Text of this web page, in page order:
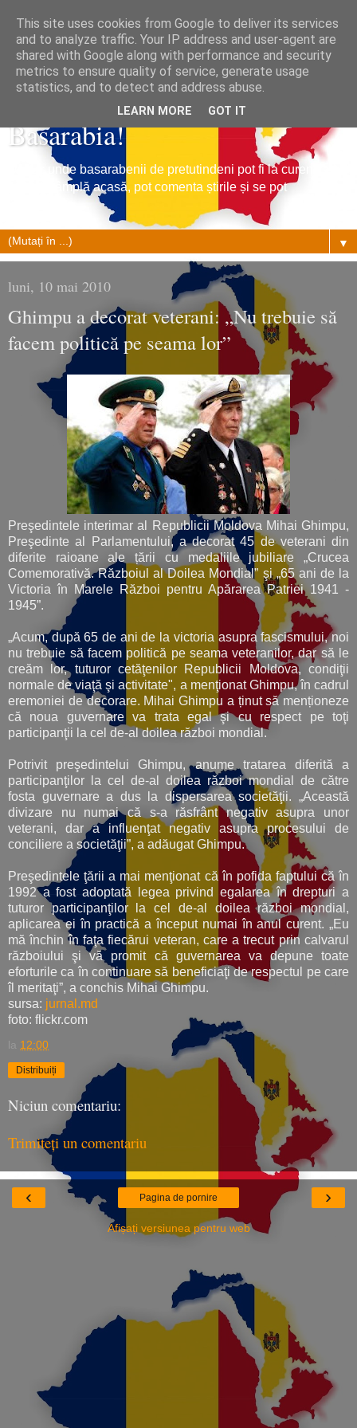
Tribuna Basarabiei, Stiri din
Basarabia!
Un loc unde basarabenii de pretutindeni pot fi la curent cu
ce se întâmplă acasă, pot comenta știrile și se pot
▼
luni, 10 mai 2010
Ghimpu a decorat veterani: „Nu trebuie să
facem politică pe seama lor”
Preşedintele interimar al Republicii Moldova Mihai Ghimpu,
Preşedinte al Parlamentului, a decorat 45 de veterani din
diferite raioane ale țării cu medaliile jubiliare „Crucea
Comemorativă. Războiul al Doilea Mondial” şi „65 ani de la
Victoria în Marele Război pentru Apărarea Patriei 1941 -
1945”.
„Acum, după 65 de ani de la victoria asupra fascismului, noi
nu trebuie să facem politică pe seama veteranilor, dar să le
creăm lor, tuturor cetăţenilor Republicii Moldova, condiţii
normale de viaţă şi activitate", a menţionat Ghimpu, în cadrul
eremoniei de decorare. Mihai Ghimpu a ținut să menționeze
că noua guvernare va trata egal şi cu respect pe toţi
participanţii la cel de-al doilea război mondial.
Potrivit preşedintelui Ghimpu, anume tratarea diferită a
participanţilor la cel de-al doilea război mondial de către
fosta guvernare a dus la dispersarea societăţii. „Această
divizare nu numai că s-a răsfrânt negativ asupra unor
veterani, dar a influenţat negativ asupra procesului de
conciliere a societăţii”, a adăugat Ghimpu.
Preşedintele ţării a mai menţionat că în pofida faptului că în
1992 a fost adoptată legea privind egalarea în drepturi a
tuturor participanţilor la cel de-al doilea război mondial,
aplicarea ei în practică a început numai în anul curent. „Eu
mă închin în faţa fiecărui veteran, care a trecut prin calvarul
războiului şi vă promit că guvernarea va depune toate
eforturile ca în continuare să beneficiaţi de respectul pe care
îl meritaţi”, a conchis Mihai Ghimpu.
sursa: jurnal.md
foto: flickr.com
la 12:00
Distribuiți
Niciun comentariu:
Trimiteți un comentariu
‹ ›
Pagina de pornire
Afișați versiunea pentru web
This site uses cookies from Google to deliver its services
and to analyze traffic. Your IP address and user-agent are
shared with Google along with performance and security
metrics to ensure quality of service, generate usage
statistics, and to detect and address abuse.
LEARN MORE GOT IT